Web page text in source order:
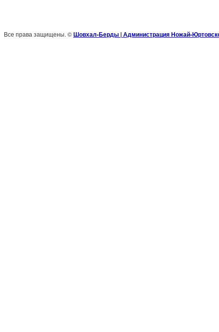
Все права защищены. ©Шовхал-Берды | Администрация Ножай-